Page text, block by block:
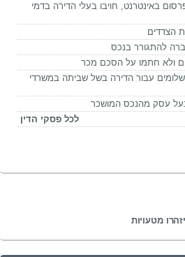
באינטרנט, חויבו בעלי הדירה בדמי
הצדדים
להתגורר בנכס
ולא חתמו על הסכם מכר
עבור הדירה בשל שביתה במשרדי
עסק מהנכס המושכר
לכל פסקי הדין
מטעויות